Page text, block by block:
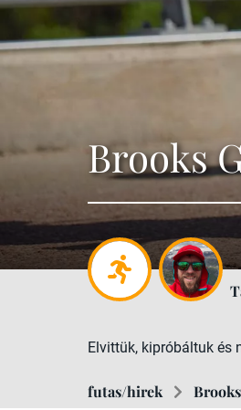
Brooks
Elvittük, kipróbáltuk és
futas/hirek